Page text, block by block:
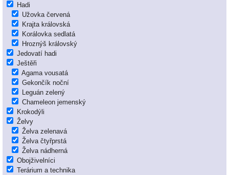
Hadi
Užovka červená
Krajta královská
Korálovka sedlatá
Hroznýš královský
Jedovatí hadi
Ještěři
Agama vousatá
Gekončík noční
Leguán zelený
Chameleon jemenský
Krokodýli
Želvy
Želva zelenavá
Želva čtyřprstá
Želva nádherná
Obojživelníci
Terárium a technika